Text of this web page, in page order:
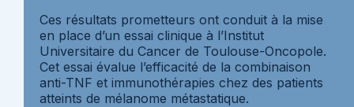
Ces résultats prometteurs ont conduit à la mise
en place d’un essai clinique à l’Institut
Universitaire du Cancer de Toulouse-Oncopole.
Cet essai évalue l’efficacité de la combinaison
anti-TNF et immunothérapies chez des patients
atteints de mélanome métastatique.